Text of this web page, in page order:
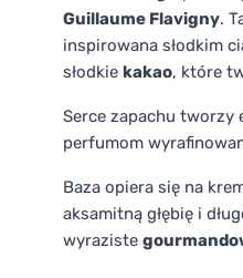
Guillaume Flavigny.
inspirowana słodkim
słodkie kakao, które
Serce zapachu tworzy
perfumom
Baza opiera się na
aksamitną głębię i
wyraziste